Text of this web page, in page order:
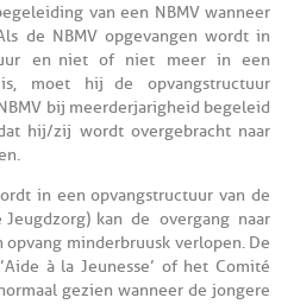
van een NBMV wanneer
de NBMV opgevangen wordt in
en niet of niet meer in een
moet hij de opvangstructuur
bij meerderjarigheid begeleid
hij/zij wordt overgebracht naar
in een opvangstructuur van de
Jeugdzorg) kan de overgang naar
minder bruusk verlopen. De
à la Jeunesse’ of het Comité
gezien wanneer de jongere